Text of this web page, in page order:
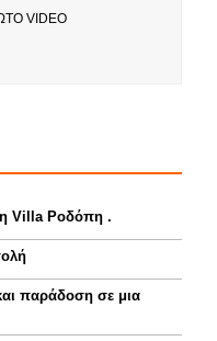
VIDEO
Villa Ροδόπη .
παράδοση σε μια